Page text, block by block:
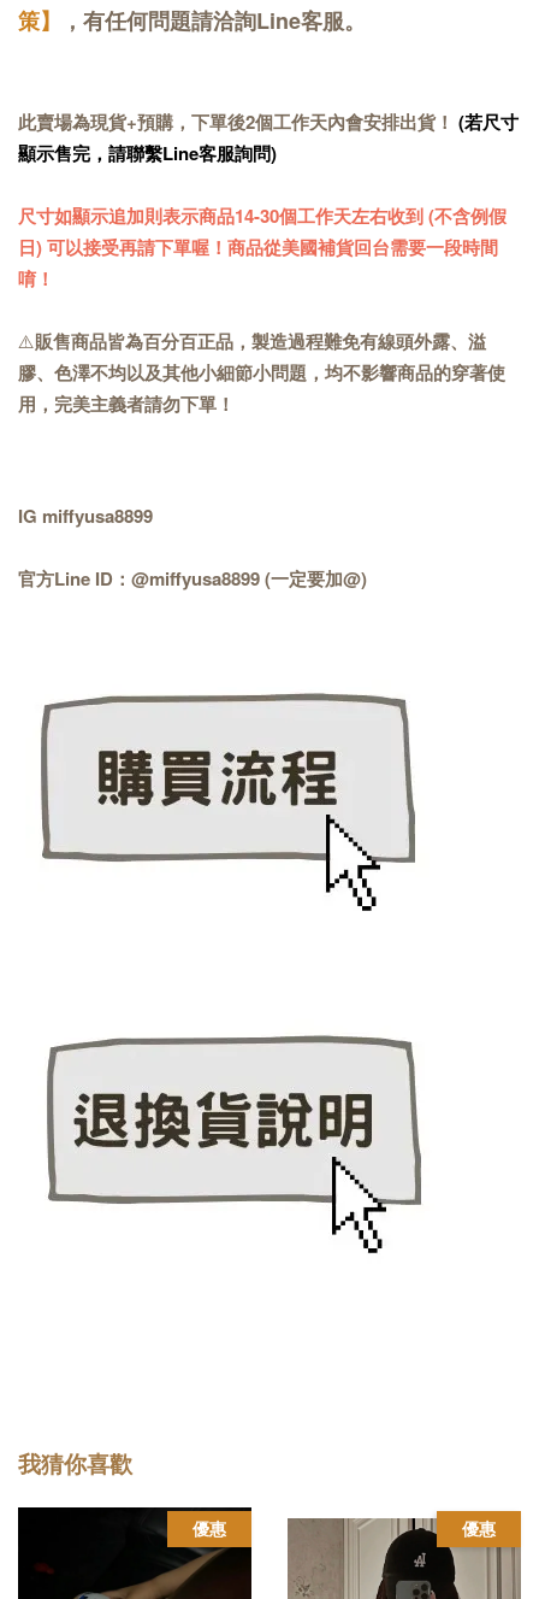
策】 ，有任何問題請洽詢Line客服。
此賣場為現貨+預購，下單後2個工作天內會安排出貨！ (若尺寸
顯示售完，請聯繫Line客服詢問)
尺寸如顯示追加則表示商品14-30個工作天左右收到 (不含例假
日) 可以接受再請下單喔！商品從美國補貨回台需要一段時間
唷！
⚠️販售商品皆為百分百正品，製造過程難免有線頭外露、溢
膠、色澤不均以及其他小細節小問題，均不影響商品的穿著使
用，完美主義者請勿下單！
IG miffyusa8899
官方Line ID：@miffyusa8899 (一定要加@)
我猜你喜歡
優惠 優惠